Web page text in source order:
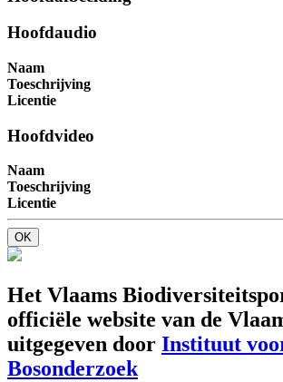
Hoofdaudio
Naam
Toeschrijving
Licentie
Hoofdvideo
Naam
Toeschrijving
Licentie
OK
Het Vlaams
officiële website van de
uitgegeven door Instituut
Bosonderzoek